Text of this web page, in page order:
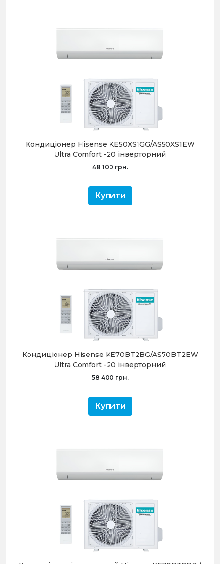
Кондиціонер Hisense KE50XS1GG/AS50XS1EW
Ultra Comfort -20 інверторний
48 100 грн.
Купити
Кондиціонер Hisense KE70BT2BG/AS70BT2EW
Ultra Comfort -20 інверторний
58 400 грн.
Купити